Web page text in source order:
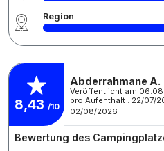
Region
8,43 /10
Abderrahmane A.
Veröffentlicht am
pro Aufenthalt : 22/07/
02/08/2026
Bewertung des